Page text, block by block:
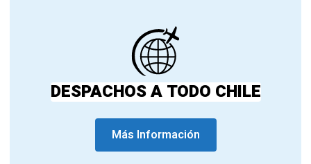
DESPACHOS A TODO CHILE
Más Información